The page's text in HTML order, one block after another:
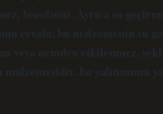
bozulmaz. Ayrıca su
cevabı, bu malzemenin su
veya nemden etkilenmez,
Isı yalıtımının